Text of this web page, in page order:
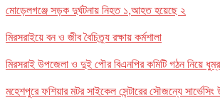
মোড়েলগঞ্জে সড়ক দুর্ঘটনায় নিহত ১,আহত হয়েছে ২
মিরসরাইয়ে বন ও জীব বৈচিত্র্য রক্ষায় কর্মশালা
মিরসরাই উপজেলা ও দুই পৌর বিএনপির কমিটি গঠন নিয়ে
মহেশপুরে ফশিয়ার মটর সাইকেল সেন্টারের সৌজন্যে